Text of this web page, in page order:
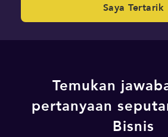
Saya Tertarik
Temukan
pertanyaan
Bisnis